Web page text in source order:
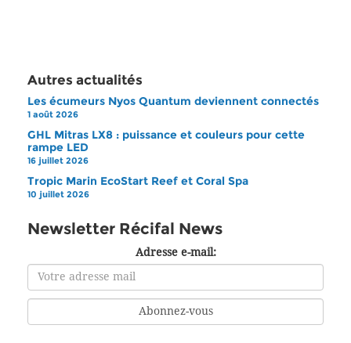
Autres actualités
Les écumeurs Nyos Quantum deviennent connectés
1 août 2026
GHL Mitras LX8 : puissance et couleurs pour cette
rampe LED
16 juillet 2026
Tropic Marin EcoStart Reef et Coral Spa
10 juillet 2026
Newsletter Récifal News
Adresse e-mail: